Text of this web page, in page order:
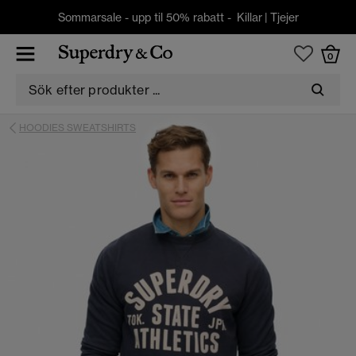
Sommarsale - upp til 50% rabatt - Killar| Tjejer
0
HOODIES SWEATSHIRTS